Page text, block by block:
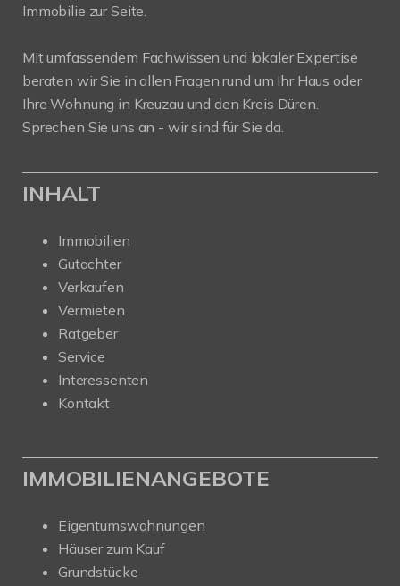
Immobilie zur Seite.
Mit umfassendem Fachwissen und lokaler Expertise
beraten wir Sie in allen Fragen rund um Ihr Haus oder
Ihre Wohnung in Kreuzau und den Kreis Düren.
Sprechen Sie uns an - wir sind für Sie da.
INHALT
Immobilien
Gutachter
Verkaufen
Vermieten
Ratgeber
Service
Interessenten
Kontakt
IMMOBILIENANGEBOTE
Eigentumswohnungen
Häuser zum Kauf
Grundstücke